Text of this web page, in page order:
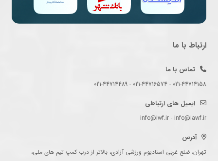
ارتباط با ما
تماس با ما
021-44714158 - 021-44716574 - 021-44714489
ایمیل های ارتباطی
info@iwf.ir - info@iawf.ir
آدرس
تهران، ضلع غربی استادیوم ورزشی آزادی، بالاتر از درب کمپ تیم های ملی،